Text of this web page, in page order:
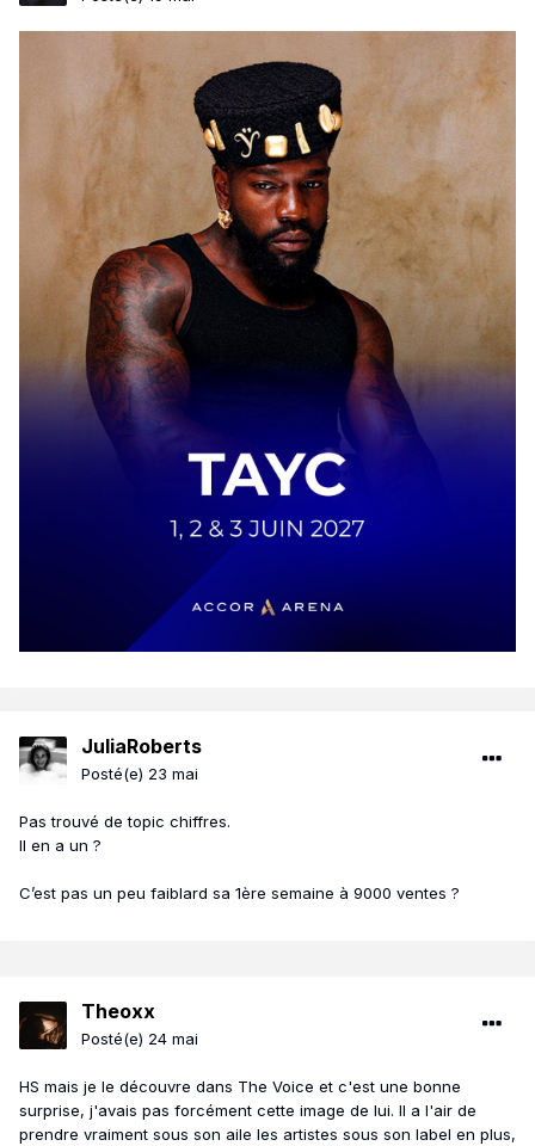
JuliaRoberts
Posté(e) 23 mai
Pas trouvé de topic chiffres.
Il en a un ?
C’est pas un peu faiblard sa 1ère semaine à 9000 ventes ?
Theoxx
Posté(e) 24 mai
HS mais je le découvre dans The Voice et c'est une bonne
surprise, j'avais pas forcément cette image de lui. Il a l'air de
prendre vraiment sous son aile les artistes sous son label en plus,